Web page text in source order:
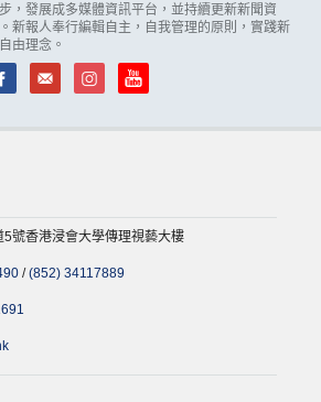
，發展成多媒體資訊平台，並持續更新新聞資
新報人奉行編輯自主，自我管理的原則，實踐新
由理念。
號香港浸會大學傳理視藝大樓
/(852) 34117889